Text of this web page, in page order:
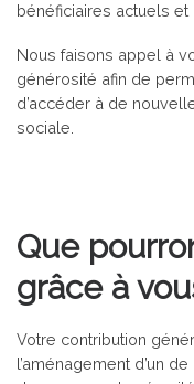
bénéficiaires actuels et
Nous faisons appel à
générosité afin de
d’accéder à de
sociale.
Que
grâce à
Votre contribution
l’aménagement d’un